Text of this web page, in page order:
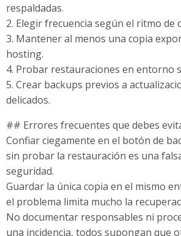
respaldadas.
2. Elegir frecuencia según el ritmo de
3. Mantener al menos una copia
hosting.
4. Probar restauraciones en entorno
5. Crear backups previos a
delicados.
## Errores frecuentes que debes
Confiar ciegamente en el botón de
sin probar la restauración es una
seguridad.
Guardar la única copia en el mismo
el problema limita mucho la
No documentar responsables ni
una incidencia, todos supongan que